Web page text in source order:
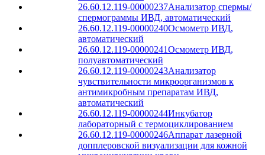
26.60.12.119-00000237Анализатор спермы/
спермограммы ИВД, автоматический
26.60.12.119-00000240Осмометр ИВД,
автоматический
26.60.12.119-00000241Осмометр ИВД,
полуавтоматический
26.60.12.119-00000243Анализатор
чувствительности микроорганизмов к
антимикробным препаратам ИВД,
автоматический
26.60.12.119-00000244Инкубатор
лабораторный с термоциклированием
26.60.12.119-00000246Аппарат лазерной
допплеровской визуализации для кожной